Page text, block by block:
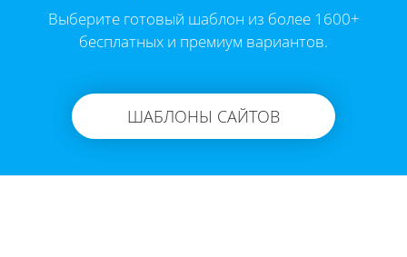
Выберите готовый шаблон из более 1600+
бесплатных и премиум вариантов.
ШАБЛОНЫ САЙТОВ